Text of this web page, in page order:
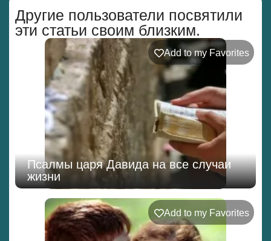
Другие пользователи посвятили
эти статьи своим близким.
Add to my Favorites
Псалмы царя Давида на все случаи
жизни
Add to my Favorites